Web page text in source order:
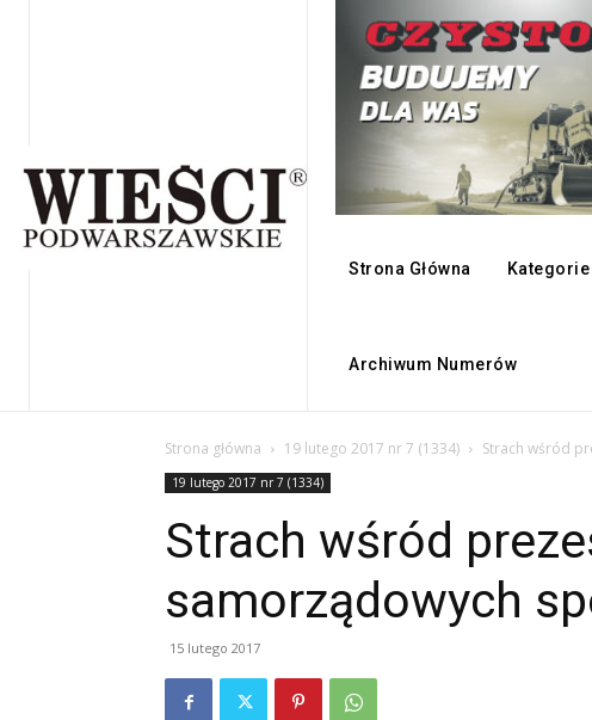
Strona Główna Kategorie
Archiwum Numerów
Strona główna 19 lutego 2017 nr 7 (1334) Strach wśród
19 lutego 2017 nr 7 (1334)
Strach wśród
samorządowych
15 lutego 2017